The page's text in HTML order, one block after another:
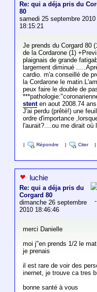
Re: qui a déja pris du
80
samedi 25 septembre 2010
18:15:21
Je prends du Corgard 80
de la Cordarone (1)
plaignais de grande
largement diminué
cardio. m'a conseillé de
la Cordarone le
peux faire le double de
stenten aout 2008.74
J'ai perdu (prêté!) une
ordre d'importance
l'aurait?....ou me dirait où
Répondre Citer
luchie
Re: qui a déja pris du
Corgard 80
dimanche 26 septembre
2010 18:46:46
merci Danielle
moi j"en prends 1/2 le
je prenais
il est rare de voir des
inernet, je trouve ca tres
bonne santé à vous